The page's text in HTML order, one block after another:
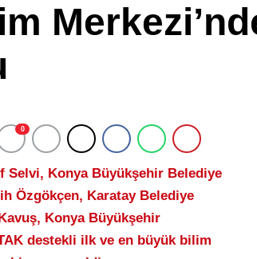
0
Selvi, Konya Büyükşehir Belediye
Özgökçen, Karatay Belediye
Konya Büyükşehir
destekli ilk ve en büyük bilim